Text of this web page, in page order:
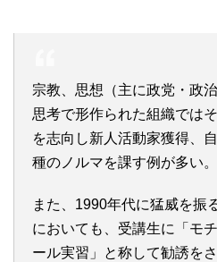
宗教、思想（主に政党・政
思考で形作られた組織では
を志向し新人活動家獲得、
種のノルマを課す例が多い。
また、1990年代に猛威を振
においても、受講生に「モ
ール実習」と称して勧誘を